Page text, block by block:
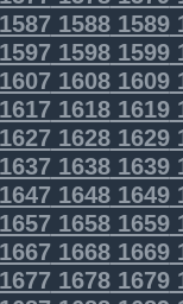
15881589
15981599
16081609
16181619
16281629
16381639
16481649
16581659
16681669
16781679